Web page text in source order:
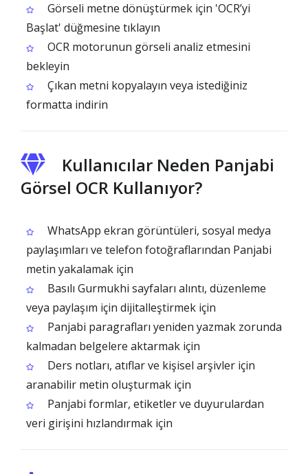
Görseli metne dönüştürmek için 'OCR’yi
Başlat' düğmesine tıklayın
OCR motorunun görseli analiz etmesini
bekleyin
Çıkan metni kopyalayın veya istediğiniz
formatta indirin
Kullanıcılar Neden Panjabi
Görsel OCR Kullanıyor?
WhatsApp ekran görüntüleri, sosyal medya
paylaşımları ve telefon fotoğraflarından Panjabi
metin yakalamak için
Basılı Gurmukhi sayfaları alıntı, düzenleme
veya paylaşım için dijitalleştirmek için
Panjabi paragrafları yeniden yazmak zorunda
kalmadan belgelere aktarmak için
Ders notları, atıflar ve kişisel arşivler için
aranabilir metin oluşturmak için
Panjabi formlar, etiketler ve duyurulardan
veri girişini hızlandırmak için